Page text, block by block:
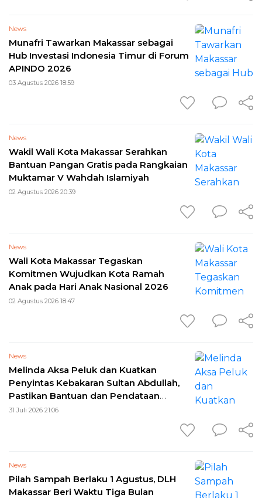
News
Munafri Tawarkan Makassar sebagai
Hub Investasi Indonesia Timur di Forum
APINDO 2026
03 Agustus 2026 18:59
News
Wakil Wali Kota Makassar Serahkan
Bantuan Pangan Gratis pada Rangkaian
Muktamar V Wahdah Islamiyah
02 Agustus 2026 20:39
News
Wali Kota Makassar Tegaskan
Komitmen Wujudkan Kota Ramah
Anak pada Hari Anak Nasional 2026
02 Agustus 2026 18:47
News
Melinda Aksa Peluk dan Kuatkan
Penyintas Kebakaran Sultan Abdullah,
Pastikan Bantuan dan Pendataan
Korban Berjalan
31 Juli 2026 21:06
News
Pilah Sampah Berlaku 1 Agustus, DLH
Makassar Beri Waktu Tiga Bulan